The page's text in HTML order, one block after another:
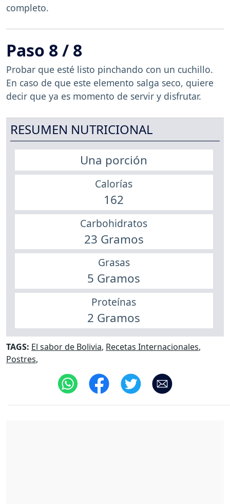
completo.
Paso 8 / 8
Probar que esté listo pinchando con un cuchillo.
En caso de que este elemento salga seco, quiere
decir que ya es momento de servir y disfrutar.
RESUMEN NUTRICIONAL
Una porción
Calorías
162
Carbohidratos
23 Gramos
Grasas
5 Gramos
Proteínas
2 Gramos
TAGS: El sabor de Bolivia, Recetas Internacionales,
Postres,